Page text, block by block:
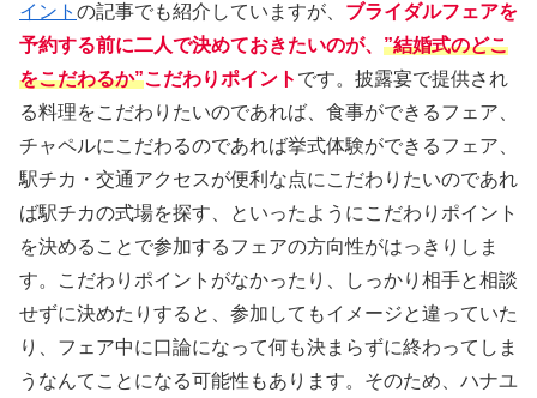
イント の記事でも紹介していますが、 ブライダルフェアを
予約する前に二人で決めておきたいのが、 ”結婚式のどこ
をこだわるか”こだわりポイント です。披露宴で提供され
る料理をこだわりたいのであれば、食事ができるフェア、
チャペルにこだわるのであれば挙式体験ができるフェア、
駅チカ・交通アクセスが便利な点にこだわりたいのであれ
ば駅チカの式場を探す、といったようにこだわりポイント
を決めることで参加するフェアの方向性がはっきりしま
す。こだわりポイントがなかったり、しっかり相手と相談
せずに決めたりすると、参加してもイメージと違っていた
り、フェア中に口論になって何も決まらずに終わってしま
うなんてことになる可能性もあります。そのため、ハナユ